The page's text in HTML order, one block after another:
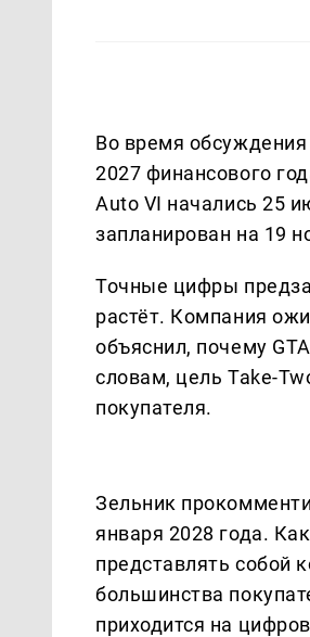
Во время
2027 финансового
Auto VI начались 25
запланирован на 19
Точные цифры
растёт. Компания
объяснил, почему
словам, цель Take-
покупателя.
Зельник
января 2028 года.
представлять собой
большинства
приходится на